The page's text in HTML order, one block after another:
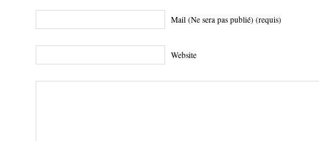
Mail (Ne sera pas publié) (requis)
Website